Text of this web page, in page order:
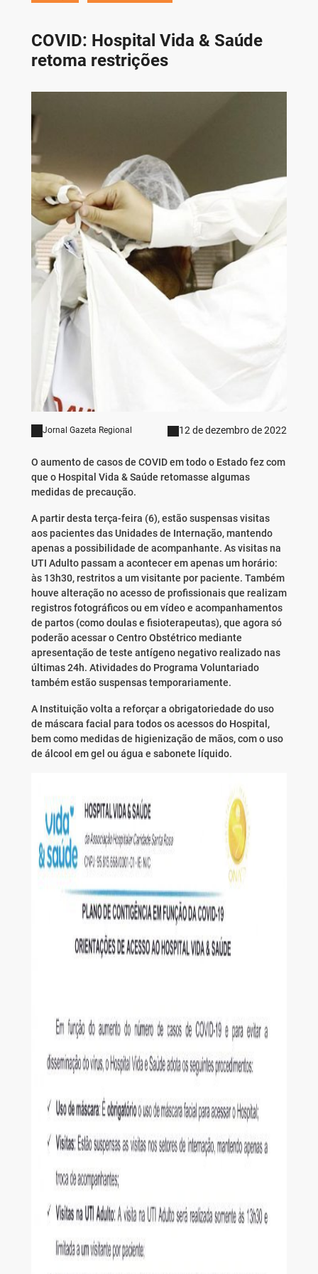
COVID: Hospital Vida & Saúde
retoma restrições
Jornal Gazeta Regional 12 de dezembro de 2022
O aumento de casos de COVID em todo o Estado fez com
que o Hospital Vida & Saúde retomasse algumas
medidas de precaução.
A partir desta terça-feira (6), estão suspensas visitas
aos pacientes das Unidades de Internação, mantendo
apenas a possibilidade de acompanhante. As visitas na
UTI Adulto passam a acontecer em apenas um horário:
às 13h30, restritos a um visitante por paciente. Também
houve alteração no acesso de profissionais que realizam
registros fotográficos ou em vídeo e acompanhamentos
de partos (como doulas e fisioterapeutas), que agora só
poderão acessar o Centro Obstétrico mediante
apresentação de teste antígeno negativo realizado nas
últimas 24h. Atividades do Programa Voluntariado
também estão suspensas temporariamente.
A Instituição volta a reforçar a obrigatoriedade do uso
de máscara facial para todos os acessos do Hospital,
bem como medidas de higienização de mãos, com o uso
de álcool em gel ou água e sabonete líquido.